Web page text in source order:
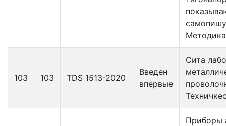
103 103 TDS 1513-2020
Введен
впервые
Сита
Приборы